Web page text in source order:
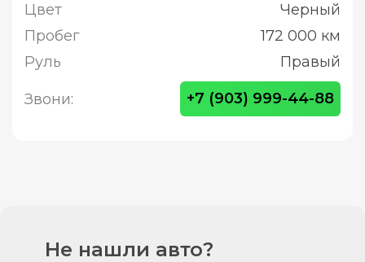
Цвет
Черный
Пробег
172 000 км
Руль
Правый
Звони: +7 (903) 999-44-88
Не нашли авто?